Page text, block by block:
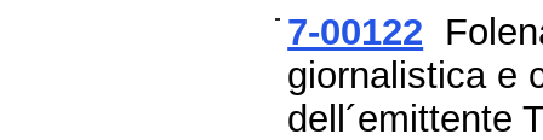
7-00122
giornalistica e
dell´emittente